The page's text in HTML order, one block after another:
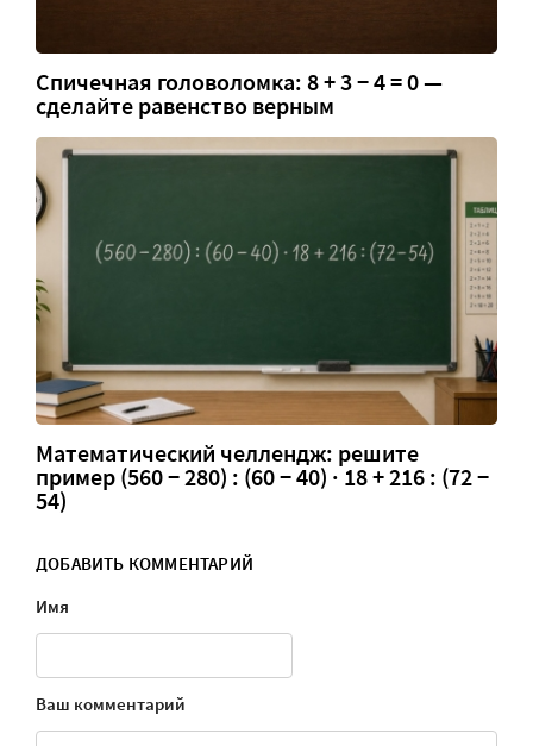
Спичечная головоломка: 8 + 3 − 4 = 0 —
сделайте равенство верным
Математический челлендж: решите
пример (560 − 280) : (60 − 40) · 18 + 216 : (72 −
54)
ДОБАВИТЬ КОММЕНТАРИЙ
Имя
Ваш комментарий